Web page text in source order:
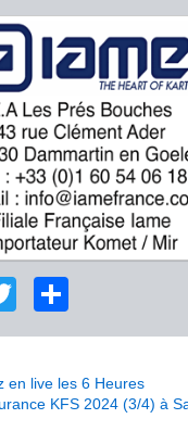
Twitter
en live les 6 Heures
KFS 2024 (3/4) à